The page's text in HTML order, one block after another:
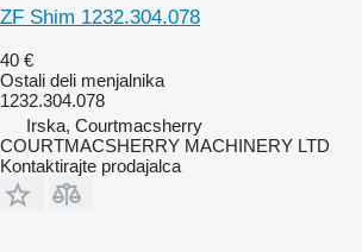
ZF Shim 1232.304.078
40 €
Ostali deli menjalnika
1232.304.078
Irska, Courtmacsherry
COURTMACSHERRY MACHINERY LTD
Kontaktirajte prodajalca